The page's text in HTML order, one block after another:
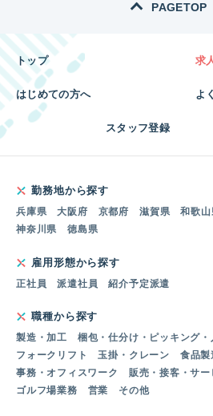
PAGETOP
トップ 求
はじめての方へ よ
スタッフ登録
勤務地から探す
兵庫県 大阪府 京都府 滋賀県 和歌山
神奈川県
徳島県
雇用形態から探す
正社員 派遣社員 紹介予定派遣
職種から探す
製造・加工 梱包・仕分け・ピッキング・
フォークリフト
玉掛・クレーン
食品製
事務・オフィスワーク
販売・接客・サー
ゴルフ場業務
営業 その他